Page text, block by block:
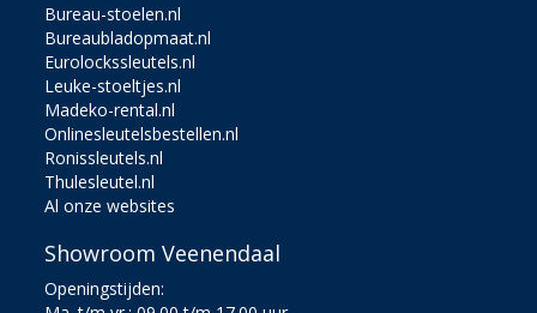
Bureau-stoelen.nl
Bureaubladopmaat.nl
Eurolockssleutels.nl
Leuke-stoeltjes.nl
Madeko-rental.nl
Onlinesleutelsbestellen.nl
Ronissleutels.nl
Thulesleutel.nl
Al onze websites
Showroom Veenendaal
Openingstijden: